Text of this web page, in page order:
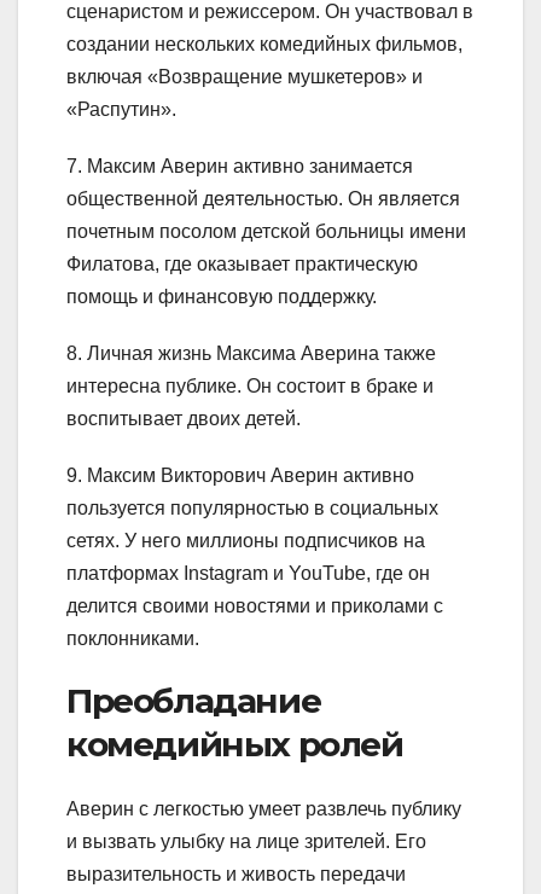
сценаристом и режиссером. Он участвовал в
создании нескольких комедийных фильмов,
включая «Возвращение мушкетеров» и
«Распутин».
7. Максим Аверин активно занимается
общественной деятельностью. Он является
почетным посолом детской больницы имени
Филатова, где оказывает практическую
помощь и финансовую поддержку.
8. Личная жизнь Максима Аверина также
интересна публике. Он состоит в браке и
воспитывает двоих детей.
9. Максим Викторович Аверин активно
пользуется популярностью в социальных
сетях. У него миллионы подписчиков на
платформах Instagram и YouTube, где он
делится своими новостями и приколами с
поклонниками.
Преобладание
комедийных ролей
Аверин с легкостью умеет развлечь публику
и вызвать улыбку на лице зрителей. Его
выразительность и живость передачи